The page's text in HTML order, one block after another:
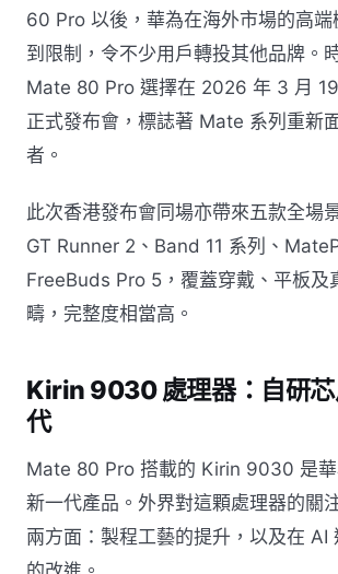
60 Pro 以後，華為在海外市場的高端
到限制，令不少用戶轉投其他品牌。
Mate 80 Pro 選擇在 2026 年 3 月
正式發布會，標誌著 Mate 系列重新
者。
此次香港發布會同場亦帶來五款全場
GT Runner 2、Band 11 系列、
FreeBuds Pro 5，覆蓋穿戴、平板及
疇，完整度相當高。
Kirin 9030 處理器：自研芯
代
Mate 80 Pro 搭載的 Kirin 9030 是華
新一代產品。外界對這顆處理器的關
兩方面：製程工藝的提升，以及在 AI